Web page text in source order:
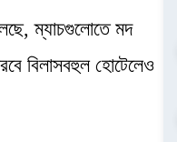
ম্যাচগুলোতে মদ
বিলাসবহুল হোটেলেও